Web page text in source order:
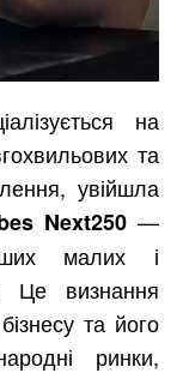
на
та
увійшла
Next250—
малих і
Це визнання
та його
ринки,